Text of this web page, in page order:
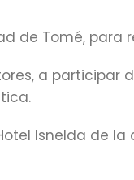
de Tomé,
a
Isnelda de la